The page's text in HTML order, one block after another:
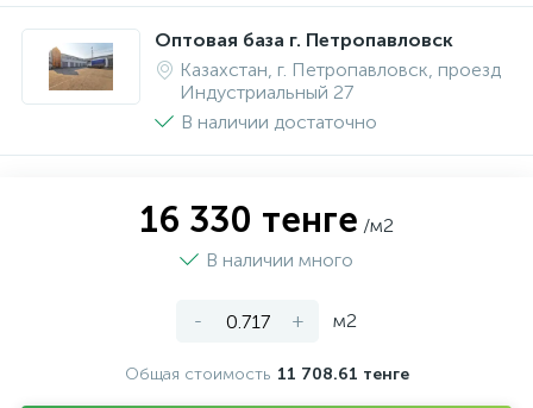
Оптовая база г. Петропавловск
Казахстан, г. Петропавловск, проезд
Индустриальный 27
В наличии достаточно
16 330 тенге /м2
В наличии много
- + м2
Общая стоимость 11 708.61 тенге